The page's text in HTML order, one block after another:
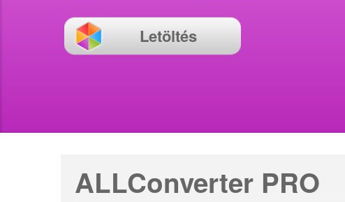
Letöltés
ALLConverter PRO